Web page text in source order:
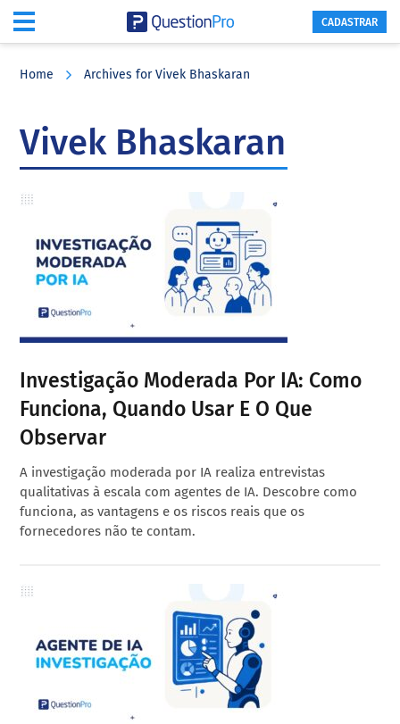
CADASTRAR
Home Archives for Vivek Bhaskaran
Vivek Bhaskaran
Investigação Moderada Por IA: Como
Funciona, Quando Usar E O Que
Observar
A investigação moderada por IA realiza entrevistas
qualitativas à escala com agentes de IA. Descobre como
funciona, as vantagens e os riscos reais que os
fornecedores não te contam.